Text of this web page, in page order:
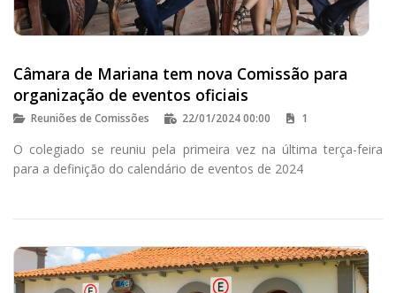
Câmara de Mariana tem nova Comissão para
organização de eventos oficiais
Reuniões de Comissões 22/01/2024 00:00 1
O colegiado se reuniu pela primeira vez na última terça-feira
para a definição do calendário de eventos de 2024